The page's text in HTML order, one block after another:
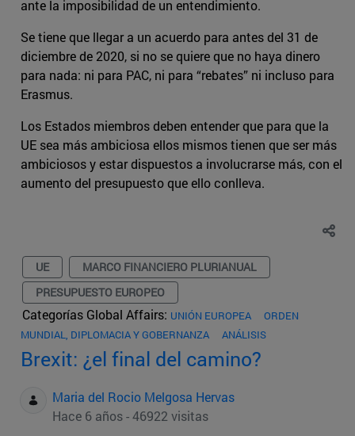
ante la imposibilidad de un entendimiento.
Se tiene que llegar a un acuerdo para antes del 31 de
diciembre de 2020, si no se quiere que no haya dinero
para nada: ni para PAC, ni para “rebates” ni incluso para
Erasmus.
Los Estados miembros deben entender que para que la
UE sea más ambiciosa ellos mismos tienen que ser más
ambiciosos y estar dispuestos a involucrarse más, con el
aumento del presupuesto que ello conlleva.
UE
MARCO FINANCIERO PLURIANUAL
PRESUPUESTO EUROPEO
Categorías Global Affairs: UNIÓN EUROPEA
ORDEN
MUNDIAL, DIPLOMACIA Y GOBERNANZA
ANÁLISIS
Brexit: ¿el final del camino?
Maria del Rocio Melgosa Hervas
Hace 6 años - 46922 visitas